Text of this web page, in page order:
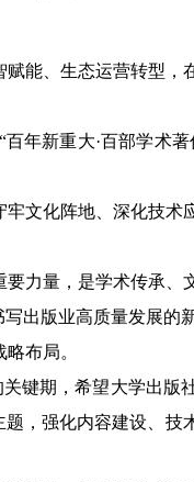
、生态运营转型，
新重大·百部学术著
文化阵地、深化技术
力量，是学术传承、
出版业高质量发展的新
布局。
期，希望大学出版
，强化内容建设、技